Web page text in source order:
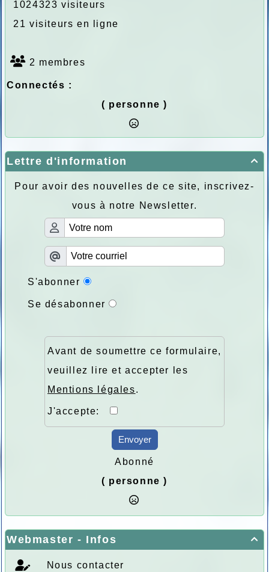
1024323 visiteurs
21 visiteurs en ligne
2 membres
Connectés :
( personne )

Lettre d'information
Pour avoir des nouvelles de ce site, inscrivez-
vous à notre Newsletter.
S'abonner
Se désabonner
Avant de soumettre ce formulaire,
veuillez lire et accepter les
Mentions légales.
J'accepte:
Envoyer
Abonné
( personne )

Webmaster - Infos
Nous contacter